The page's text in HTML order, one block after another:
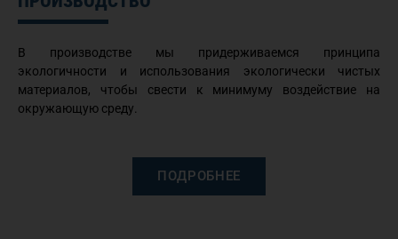
В производстве мы придерживаемся принципа
экологичности и использования экологически чистых
материалов, чтобы свести к минимуму воздействие на
окружающую среду.
ПОДРОБНЕЕ